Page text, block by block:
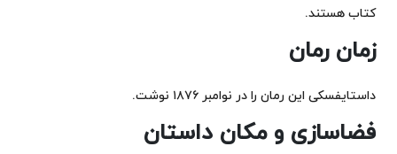
کتاب هستند.
زمان رمان
داستایفسکی این رمان را در نوامبر ۱۸۷۶ نوشت.
فضاسازی و مکان داستان